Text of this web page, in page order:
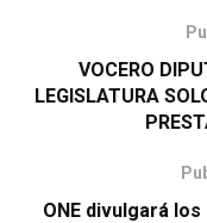
VOCERO
LEGISLATURA
ONE divulgará